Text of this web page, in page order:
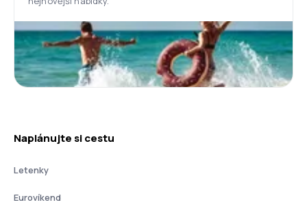
Naplánujte si cestu
Letenky
Eurovíkend